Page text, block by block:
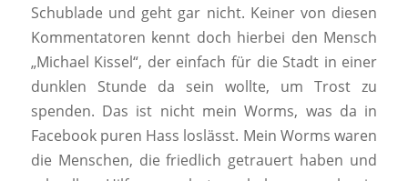
Schublade und geht gar nicht. Keiner von diesen
Kommentatoren kennt doch hierbei den Mensch
„Michael Kissel“, der einfach für die Stadt in einer
dunklen Stunde da sein wollte, um Trost zu
spenden. Das ist nicht mein Worms, was da in
Facebook puren Hass loslässt. Mein Worms waren
die Menschen, die friedlich getrauert haben und